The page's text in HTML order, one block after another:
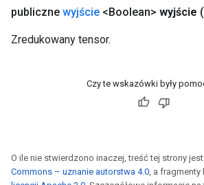
publiczne wyjście <Boolean> wyjście
Zredukowany tensor.
Czy te wskazówki były
O ile nie stwierdzono inaczej, treść tej strony
Commons – uznanie autorstwa 4.0, a fragmenty